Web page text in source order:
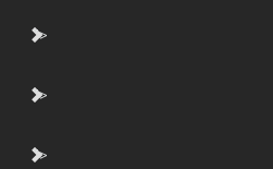
">
">
">